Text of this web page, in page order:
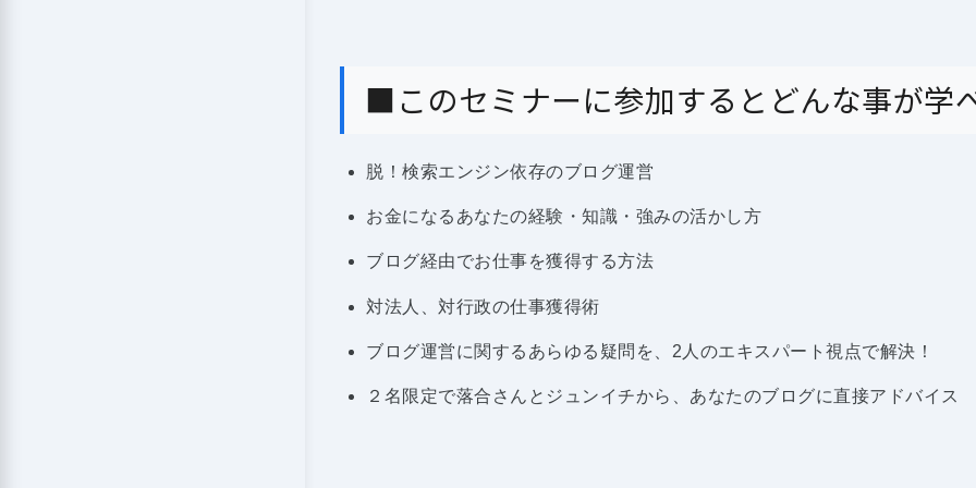
■このセミナーに参加するとどんな事が学
脱！検索エンジン依存のブログ運営
お金になるあなたの経験・知識・強みの活かし方
ブログ経由でお仕事を獲得する方法
対法人、対行政の仕事獲得術
ブログ運営に関するあらゆる疑問を、2人のエキスパート視点で解決！
２名限定で落合さんとジュンイチから、あなたのブログに直接アドバイス